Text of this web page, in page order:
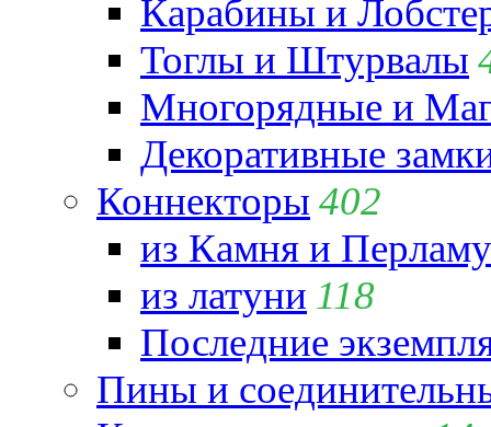
Карабины и
Тоглы и Штурвалы
Многорядные и
Декоративные
Коннекторы 402
из Камня и
из латуни 118
Последние
Пины и